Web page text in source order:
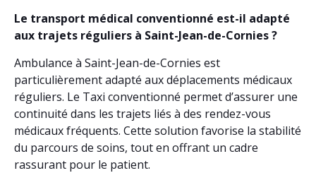
Le transport médical conventionné est-il adapté
aux trajets réguliers à Saint-Jean-de-Cornies ?
Ambulance à Saint-Jean-de-Cornies est
particulièrement adapté aux déplacements médicaux
réguliers. Le Taxi conventionné permet d’assurer une
continuité dans les trajets liés à des rendez-vous
médicaux fréquents. Cette solution favorise la stabilité
du parcours de soins, tout en offrant un cadre
rassurant pour le patient.